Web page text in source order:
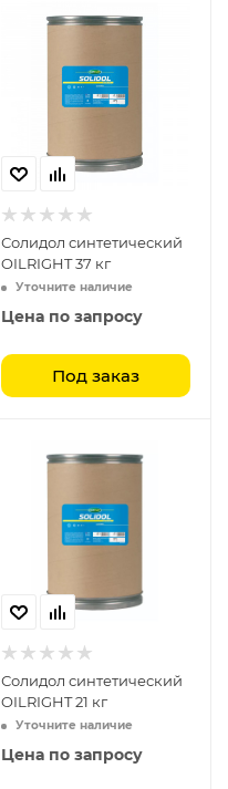
Солидол синтетический
OILRIGHT 37 кг
Уточните наличие
Цена по запросу
Под заказ
Солидол синтетический
OILRIGHT 21 кг
Уточните наличие
Цена по запросу